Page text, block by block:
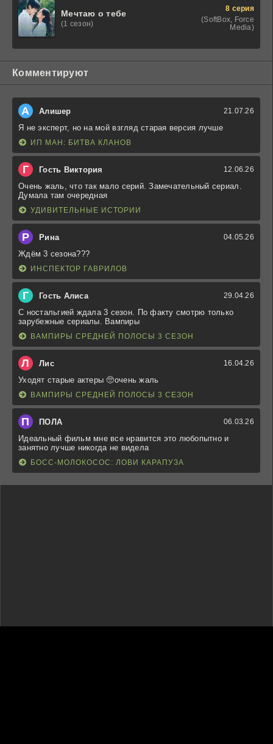
Мечтаю о тебе
(1 сезон)
8 серия
(SoftBox, Force
Media)
Комментируют
А Алишер 21.07.26
Я не эксперт, но на мой взгляд старая версия лучше
ИП МАН: БИТВА КЛАНОВ
Г Гость Виктория 12.06.26
Очень жаль, что так мало серий. Замечательный сериал.
Думала там очередная
УДИВИТЕЛЬНЫЕ ИСТОРИИ
Р Рина 04.05.26
Ждём 3 сезона???
ИНСПЕКТОР ГАВРИЛОВ
Г Гость Алиса 29.04.26
С ностальгией ждала 3 сезон. По факту смотрю только
зарубежные сериалы. Вампиры
ВАМПИРЫ СРЕДНЕЙ ПОЛОСЫ 3 СЕЗОН
Л Лис 16.04.26
Уходят старые актеры 🥺очень жаль
ВАМПИРЫ СРЕДНЕЙ ПОЛОСЫ 3 СЕЗОН
П ПОЛА 06.03.26
Идеальный фильм мне все нравится это любопытно и
занятно лучше никогда не видела
БОСС-МОЛОКОСОС: ЛОВИ КАРАПУЗА